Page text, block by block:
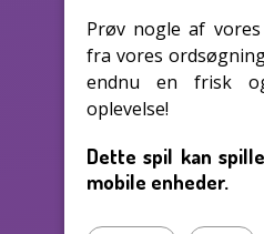
Prøv nogle af
fra vores
endnu en frisk
oplevelse!
Dette spil kan
mobile enheder.